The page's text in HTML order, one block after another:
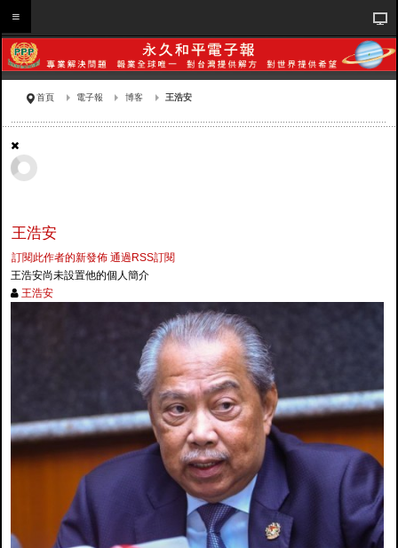
首頁 電子報 博客 王浩安
王浩安
訂閱此作者的新發佈 通過RSS訂閱
王浩安尚未設置他的個人簡介
王浩安